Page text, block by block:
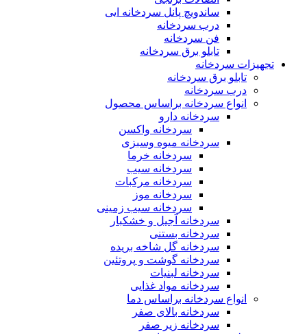
ساندویچ پانل سردخانه ایی
درب سردخانه
فن سردخانه
تابلو برق سردخانه
تجهیزات سردخانه
تابلو برق سردخانه
درب سردخانه
انواع سردخانه براساس محصول
سردخانه دارو
سردخانه واکسن
سردخانه میوه وسبزی
سردخانه خرما
سردخانه سیب
سردخانه مرکبات
سردخانه موز
سردخانه سیب زمینی
سردخانه آجیل و خشکبار
سردخانه بستنی
سردخانه گل شاخه بریده
سردخانه گوشت و پروتئین
سردخانه لبنیات
سردخانه مواد غذایی
انواع سردخانه براساس دما
سردخانه بالای صفر
سردخانه زیر صفر